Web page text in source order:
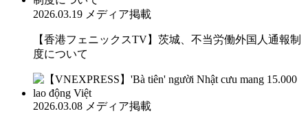
2026.03.19 メディア掲載
【香港フェニックスTV】茨城、不当労働外国人通報制
度について
2026.03.08 メディア掲載